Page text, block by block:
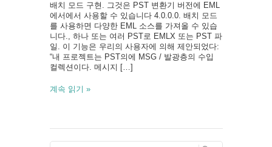
배치 모드 구현. 그것은 PST 변환기 버전에 EML
에서에서 사용할 수 있습니다 4.0.0.0. 배치 모드
를 사용하면 다양한 EML 소스를 가져올 수 있습
니다., 하나 또는 여러 PST로 EMLX 또는 PST 파
일. 이 기능은 우리의 사용자에 의해 제안되었다:
“내 프로젝트는 PST의에 MSG / 발광층의 수입
컬렉션이다. 메시지 […]
계속 읽기 »